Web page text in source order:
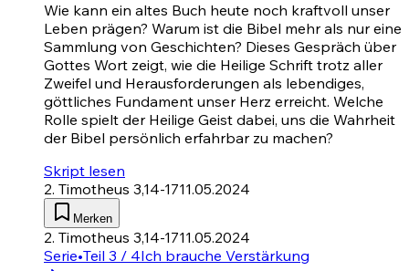
Wie kann ein altes Buch heute noch kraftvoll unser
Leben prägen? Warum ist die Bibel mehr als nur eine
Sammlung von Geschichten? Dieses Gespräch über
Gottes Wort zeigt, wie die Heilige Schrift trotz aller
Zweifel und Herausforderungen als lebendiges,
göttliches Fundament unser Herz erreicht. Welche
Rolle spielt der Heilige Geist dabei, uns die Wahrheit
der Bibel persönlich erfahrbar zu machen?
Skript lesen
2. Timotheus 3,14-1711.05.2024
Merken
2. Timotheus 3,14-1711.05.2024
Serie•Teil 3 / 4Ich brauche Verstärkung